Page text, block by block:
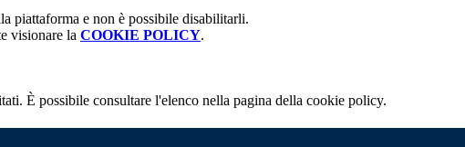
piattaforma e non è possibile disabilitarli.
visionare la COOKIE POLICY.
È possibile consultare l'elenco nella pagina della cookie policy.